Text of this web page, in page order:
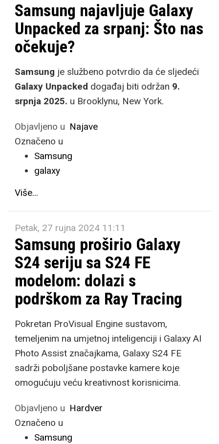
Samsung najavljuje Galaxy
Unpacked za srpanj: Što nas
očekuje?
Samsung je službeno potvrdio da će sljedeći
Galaxy Unpacked događaj biti održan 9.
srpnja 2025. u Brooklynu, New York.
Objavljeno u Najave
Označeno u
Samsung
galaxy
Više...
Petak, 27 rujna 2024 11:11
Samsung proširio Galaxy
S24 seriju sa S24 FE
modelom: dolazi s
podrškom za Ray Tracing
Pokretan ProVisual Engine sustavom,
temeljenim na umjetnoj inteligenciji i Galaxy AI
Photo Assist značajkama, Galaxy S24 FE
sadrži poboljšane postavke kamere koje
omogućuju veću kreativnost korisnicima.
Objavljeno u Hardver
Označeno u
Samsung